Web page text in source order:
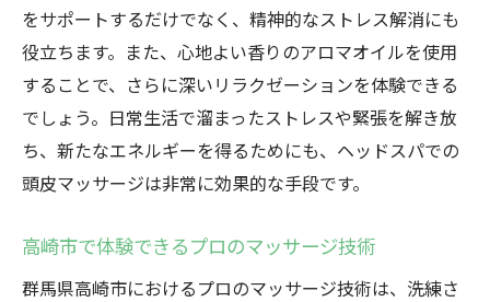
をサポートするだけでなく、精神的なストレス解消にも
役立ちます。また、心地よい香りのアロマオイルを使用
することで、さらに深いリラクゼーションを体験できる
でしょう。日常生活で溜まったストレスや緊張を解き放
ち、新たなエネルギーを得るためにも、ヘッドスパでの
頭皮マッサージは非常に効果的な手段です。
高崎市で体験できるプロのマッサージ技術
群馬県高崎市におけるプロのマッサージ技術は、洗練さ